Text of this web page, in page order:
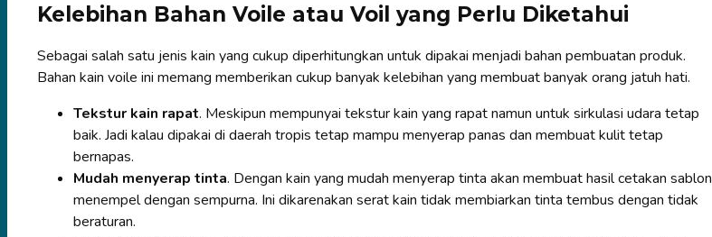
Kelebihan Bahan Voile atau Voil yang Perlu Diketahui
Sebagai salah satu jenis kain yang cukup diperhitungkan untuk dipakai menjadi bahan pembuatan produk.
Bahan kain voile ini memang memberikan cukup banyak kelebihan yang membuat banyak orang jatuh hati.
Tekstur kain rapat. Meskipun mempunyai tekstur kain yang rapat namun untuk sirkulasi udara tetap
baik. Jadi kalau dipakai di daerah tropis tetap mampu menyerap panas dan membuat kulit tetap
bernapas.
Mudah menyerap tinta. Dengan kain yang mudah menyerap tinta akan membuat hasil cetakan sablon
menempel dengan sempurna. Ini dikarenakan serat kain tidak membiarkan tinta tembus dengan tidak
beraturan.